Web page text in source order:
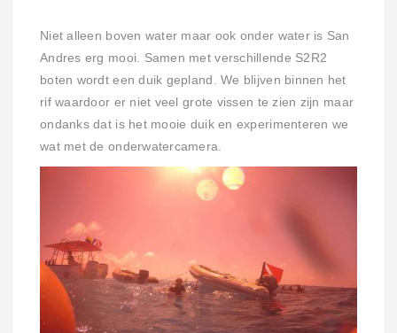
Niet alleen boven water maar ook onder water is San
Andres erg mooi. Samen met verschillende S2R2
boten wordt een duik gepland. We blijven binnen het
rif waardoor er niet veel grote vissen te zien zijn maar
ondanks dat is het mooie duik en experimenteren we
wat met de onderwatercamera.